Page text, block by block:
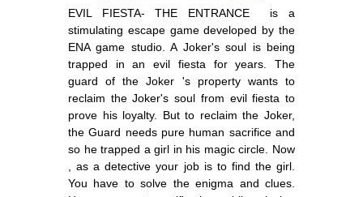
EVIL FIESTA- THE ENTRANCE is a
stimulating escape game developed by the
ENA game studio. A Joker's soul is being
trapped in an evil fiesta for years. The
guard of the Joker 's property wants to
reclaim the Joker's soul from evil fiesta to
prove his loyalty. But to reclaim the Joker,
the Guard needs pure human sacrifice and
so he trapped a girl in his magic circle. Now
, as a detective your job is to find the girl.
You have to solve the enigma and clues.